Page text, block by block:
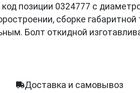
позиции 0324777 с
сборке
Болт откидной
Доставка и самовывоз